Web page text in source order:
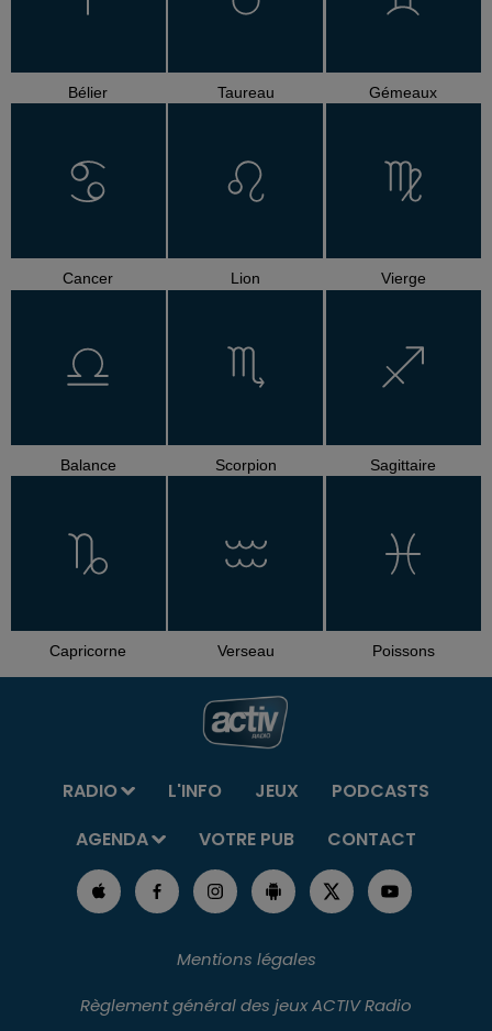
Bélier Taureau Gémeaux
Cancer Lion Vierge
Balance Scorpion Sagittaire
Capricorne Verseau Poissons
RADIO L'INFO JEUX
PODCASTS
AGENDA
VOTRE PUB CONTACT
Mentions légales
Règlement général des jeux ACTIV Radio